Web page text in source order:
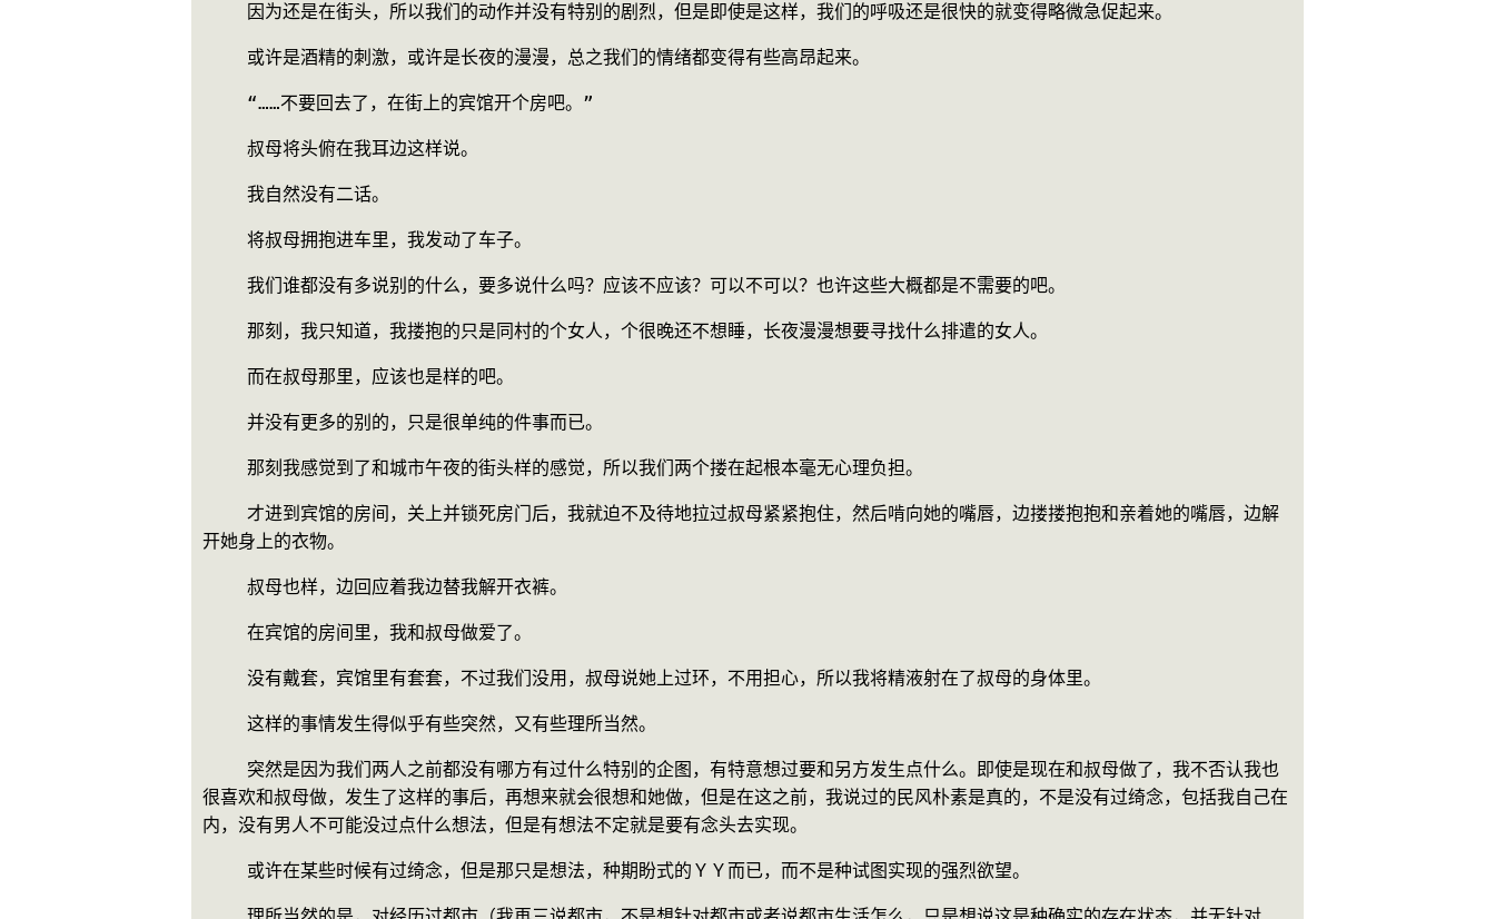
    因为还是在街头，所以我们的动作并没有特别的剧烈，但是即使是这样，我们的呼吸还是很快的就变得略微急促起来。
    或许是酒精的刺激，或许是长夜的漫漫，总之我们的情绪都变得有些高昂起来。
    “……不要回去了，在街上的宾馆开个房吧。”
    叔母将头俯在我耳边这样说。
    我自然没有二话。
    将叔母拥抱进车里，我发动了车子。
    我们谁都没有多说别的什么，要多说什么吗？应该不应该？可以不可以？也许这些大概都是不需要的吧。
    那刻，我只知道，我搂抱的只是同村的个女人，个很晚还不想睡，长夜漫漫想要寻找什么排遣的女人。
    而在叔母那里，应该也是样的吧。
    并没有更多的别的，只是很单纯的件事而已。
    那刻我感觉到了和城市午夜的街头样的感觉，所以我们两个搂在起根本毫无心理负担。
开她身上的衣物。
    叔母也样，边回应着我边替我解开衣裤。
    在宾馆的房间里，我和叔母做爱了。
    没有戴套，宾馆里有套套，不过我们没用，叔母说她上过环，不用担心，所以我将精液射在了叔母的身体里。
    这样的事情发生得似乎有些突然，又有些理所当然。
很喜欢和叔母做，发生了这样的事后，再想来就会很想和她做，但是在这之前，我说过的民风朴素是真的，不是没有过绮念，包括我自己在
内，没有男人不可能没过点什么想法，但是有想法不定就是要有念头去实现。
    或许在某些时候有过绮念，但是那只是想法，种期盼式的ＹＹ而已，而不是种试图实现的强烈欲望。